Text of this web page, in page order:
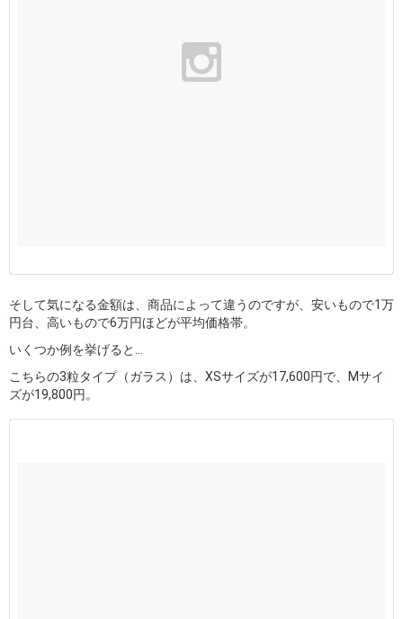
そして気になる金額は、商品によって違うのですが、安いもので1万
円台、高いもので6万円ほどが平均価格帯。
いくつか例を挙げると...
こちらの3粒タイプ（ガラス）は、XSサイズが17,600円で、Mサイ
ズが19,800円。